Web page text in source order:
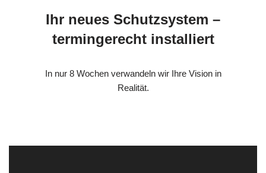
Ihr neues Schutzsystem –
termingerecht installiert
In nur 8 Wochen verwandeln wir Ihre Vision in
Realität.